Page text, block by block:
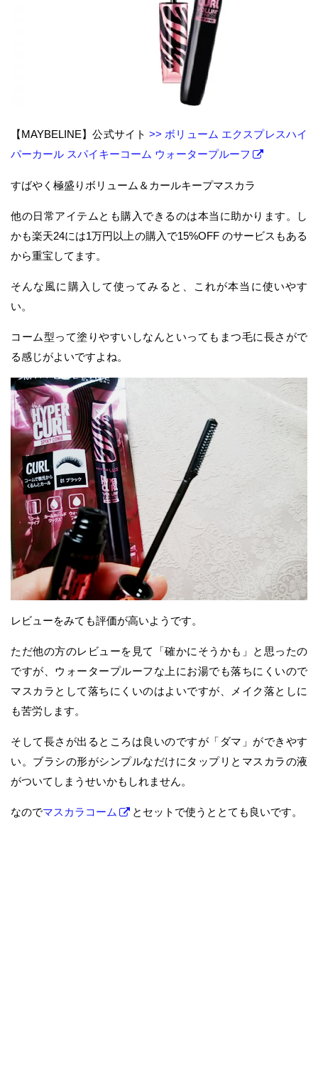
【MAYBELINE】公式サイト>> ボリューム エクスプレスハイ
パーカール スパイキーコーム ウォータープルーフ
すばやく極盛りボリューム＆カールキープマスカラ
他の日常アイテムとも購入できるのは本当に助かります。し
かも楽天24には1万円以上の購入で15%OFF のサービスもある
から重宝してます。
そんな風に購入して使ってみると、これが本当に使いやす
い。
コーム型って塗りやすいしなんといってもまつ毛に長さがで
る感じがよいですよね。
レビューをみても評価が高いようです。
ただ他の方のレビューを見て「確かにそうかも」と思ったの
ですが、ウォータープルーフな上にお湯でも落ちにくいので
マスカラとして落ちにくいのはよいですが、メイク落としに
も苦労します。
そして長さが出るところは良いのですが「ダマ」ができやす
い。ブラシの形がシンプルなだけにタップリとマスカラの液
がついてしまうせいかもしれません。
なのでマスカラコーム とセットで使うととても良いです。